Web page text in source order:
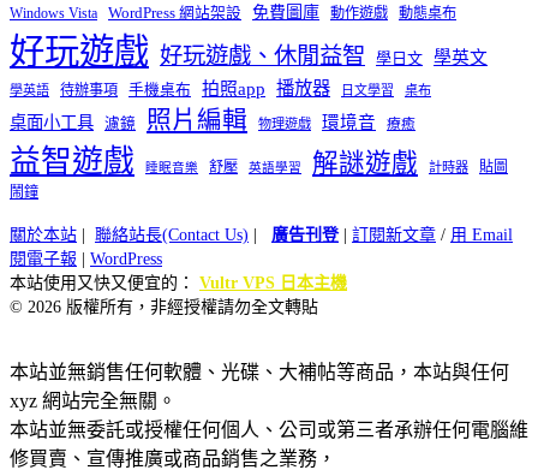
Windows Vista WordPress 網站架設 免費圖庫 動作遊戲 動態桌布
好玩遊戲 好玩遊戲、休閒益智 學日文 學英文
學英語 待辦事項 手機桌布 拍照app 播放器 日文學習 桌布
桌面小工具 濾鏡 照片編輯 物理遊戲 環境音 療癒
益智遊戲 睡眠音樂 舒壓 英語學習 解謎遊戲 計時器
貼圖
鬧鐘
關於本站 | 聯絡站長(Contact Us) | 廣告刊登| 訂閱新文章 / 用 Email
閱電子報 | WordPress
本站使用又快又便宜的： Vultr VPS 日本主機
© 2026 版權所有，非經授權請勿全文轉貼
本站並無銷售任何軟體、光碟、大補帖等商品，本站與任何
xyz 網站完全無關。
本站並無委託或授權任何個人、公司或第三者承辦任何電腦維
修買賣、宣傳推廣或商品銷售之業務，